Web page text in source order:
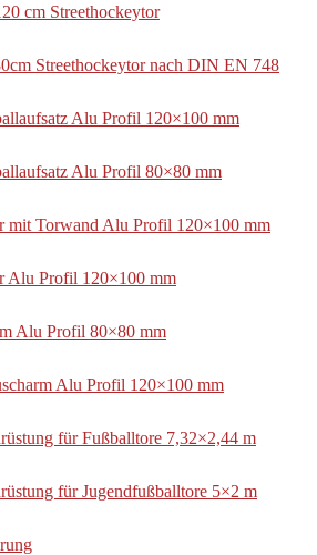
cm Streethockeytor
Streethockeytor nach DIN EN 748
Alu Profil 120×100 mm
Alu Profil 80×80 mm
mit Torwand Alu Profil 120×100 mm
Alu Profil 120×100 mm
Alu Profil 80×80 mm
Alu Profil 120×100 mm
für Fußballtore 7,32×2,44 m
für Jugendfußballtore 5×2 m